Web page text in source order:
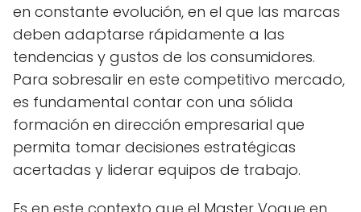
en constante evolución, en el que las marcas
deben adaptarse rápidamente a las
tendencias y gustos de los consumidores.
Para sobresalir en este competitivo mercado,
es fundamental contar con una sólida
formación en dirección empresarial que
permita tomar decisiones estratégicas
acertadas y liderar equipos de trabajo.